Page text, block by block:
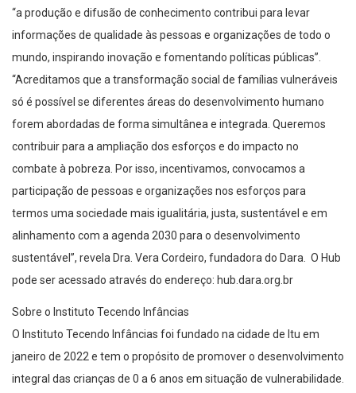
“a produção e difusão de conhecimento contribui para levar
informações de qualidade às pessoas e organizações de todo o
mundo, inspirando inovação e fomentando políticas públicas”.
“Acreditamos que a transformação social de famílias vulneráveis
só é possível se diferentes áreas do desenvolvimento humano
forem abordadas de forma simultânea e integrada. Queremos
contribuir para a ampliação dos esforços e do impacto no
combate à pobreza. Por isso, incentivamos, convocamos a
participação de pessoas e organizações nos esforços para
termos uma sociedade mais igualitária, justa, sustentável e em
alinhamento com a agenda 2030 para o desenvolvimento
sustentável”, revela Dra. Vera Cordeiro, fundadora do Dara. O Hub
pode ser acessado através do endereço: hub.dara.org.br
Sobre o Instituto Tecendo Infâncias
O Instituto Tecendo Infâncias foi fundado na cidade de Itu em
janeiro de 2022 e tem o propósito de promover o desenvolvimento
integral das crianças de 0 a 6 anos em situação de vulnerabilidade.